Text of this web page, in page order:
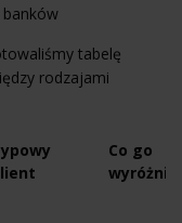
tabelę
rodzajami
Co go
wyróżnia